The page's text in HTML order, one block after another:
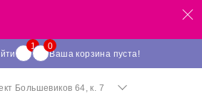
Ваша корзина пуста!
Большевиков 64, к. 7